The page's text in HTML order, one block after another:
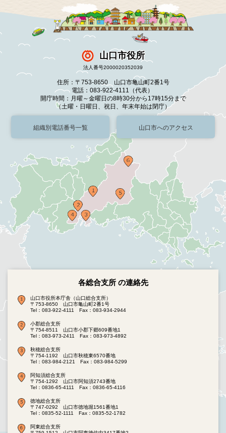
山口市役所
法人番号2000020352039
住所：〒753-8650 山口市亀山町2番1号
電話：083-922-4111（代表）
開庁時間：月曜～金曜日の8時30分から17時15分まで
（土曜・日曜日、祝日、年末年始は閉庁）
組織別電話番号一覧 山口市へのアクセス
各総合支所 の連絡先
山口市役所本庁舎（山口総合支所）
〒753-8650 山口市亀山町2番1号
Tel：083-922-4111
Fax：083-934-2944
小郡総合支所
〒754-8511 山口市小郡下郷609番地1
Tel：083-973-2411
Fax：083-973-4892
秋穂総合支所
〒754-1192 山口市秋穂東6570番地
Tel：083-984-2121
Fax：083-984-5299
阿知須総合支所
〒754-1292 山口市阿知須2743番地
Tel：0836-65-4111
Fax：0836-65-4116
徳地総合支所
〒747-0292 山口市徳地堀1561番地1
Tel：0835-52-1111
Fax：0835-52-1782
阿東総合支所